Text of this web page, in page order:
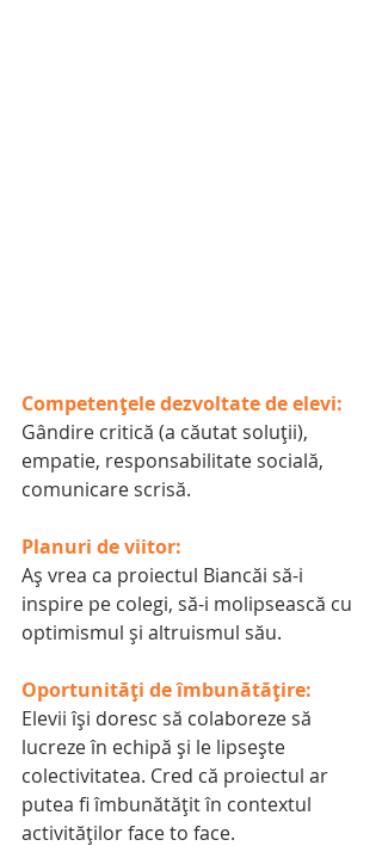
Competențele dezvoltate de elevi:
Gândire critică (a căutat soluții),
empatie, responsabilitate socială,
comunicare scrisă.
Planuri de viitor:
Aș vrea ca proiectul Biancăi să-i
inspire pe colegi, să-i molipsească cu
optimismul și altruismul său.
Oportunități de îmbunătățire:
Elevii își doresc să colaboreze să
lucreze în echipă și le lipsește
colectivitatea. Cred că proiectul ar
putea fi îmbunătățit în contextul
activităților face to face.